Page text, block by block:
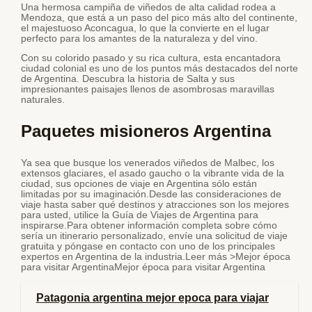
Una hermosa campiña de viñedos de alta calidad rodea a
Mendoza, que está a un paso del pico más alto del continente,
el majestuoso Aconcagua, lo que la convierte en el lugar
perfecto para los amantes de la naturaleza y del vino.
Con su colorido pasado y su rica cultura, esta encantadora
ciudad colonial es uno de los puntos más destacados del norte
de Argentina. Descubra la historia de Salta y sus
impresionantes paisajes llenos de asombrosas maravillas
naturales.
Paquetes misioneros Argentina
Ya sea que busque los venerados viñedos de Malbec, los
extensos glaciares, el asado gaucho o la vibrante vida de la
ciudad, sus opciones de viaje en Argentina sólo están
limitadas por su imaginación.Desde las consideraciones de
viaje hasta saber qué destinos y atracciones son los mejores
para usted, utilice la Guía de Viajes de Argentina para
inspirarse.Para obtener información completa sobre cómo
sería un itinerario personalizado, envíe una solicitud de viaje
gratuita y póngase en contacto con uno de los principales
expertos en Argentina de la industria.Leer más >Mejor época
para visitar ArgentinaMejor época para visitar Argentina
Patagonia argentina mejor epoca para viajar